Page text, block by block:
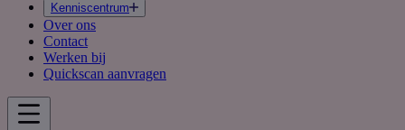
Kenniscentrum
Over ons
Contact
Werken bij
Quickscan aanvragen